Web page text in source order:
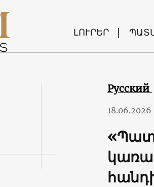
ԼՈՒՐԵՐ
Русский
18.06.2026